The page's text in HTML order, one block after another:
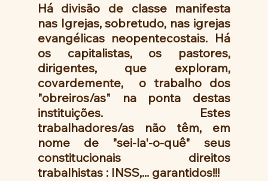
Há divisão de classe manifesta
nas Igrejas, sobretudo, nas igrejas
evangélicas neopentecostais. Há
os capitalistas, os pastores,
dirigentes, que exploram,
covardemente,  o trabalho dos
"obreiros/as" na ponta destas
instituições. Estes
trabalhadores/as não têm, em
nome de "sei-la'-o-quê" seus
constitucionais direitos
trabalhistas : INSS,... garantidos!!!